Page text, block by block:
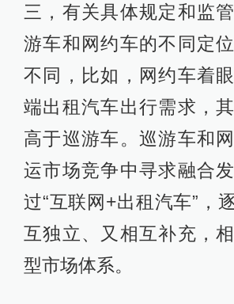
三，有关具体规定和监
游车和网约车的不同定
不同，比如，网约车着
端出租汽车出行需求，
高于巡游车。巡游车和
运市场竞争中寻求融合
过“互联网+出租汽车”，
互独立、又相互补充，
型市场体系。